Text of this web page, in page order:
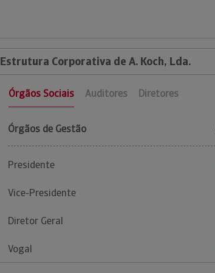
Estrutura Corporativa de A. Koch, Lda.
Órgãos Sociais Auditores Diretores
Órgãos de Gestão
Presidente
Vice-Presidente
Diretor Geral
Vogal